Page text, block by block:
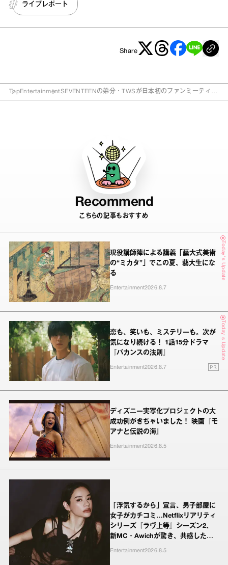
ライブレポート
Share
TopEntertainmentSEVENTEENの弟分・TWSが日本初のファンミーティン
Recommend
こちらの記事もおすすめ
Today's Update
現役講師陣による講義「藝大式美術
の“ミカタ”」でこの夏、藝大生にな
る
Entertainment2026.8.7
Today's Update
恋も、笑いも、ミステリーも。次が
気になり続ける！ 1話15分ドラマ
『バカンスの法則』
Entertainment2026.8.7 PR
ディズニー実写化プロジェクトの大
成功例がきちゃいました！ 映画『モ
アナと伝説の海』
Entertainment2026.8.5
「浮気するから」宣言、男子部屋に
女子がカチコミ…Netflixリアリティ
シリーズ『ラヴ上等』シーズン2、
新MC・Awichが驚き、共感したヤ
ンキーたちの本気の恋模様
Entertainment2026.8.5